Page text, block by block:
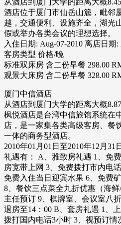
酒店位于厦门市仙岳山簏，毗邻
越，交通便利、设施齐全，湖光
假或举办各类会议的理想选择。
入住日期: Aug-07-2010 离店日期:
客房类型 价格/晚
标准双床房 含二份早餐 298.00
观景大床房 含二份早餐 328.00
厦门中信酒店
从酒店到厦门大学的距离大概
枫悦酒店是台湾中信旅馆系统在
店，是一家集各类高级客房、餐
一体的商务型酒店。
2010年01月01日至2010年12月
礼遇有： A、雅致房礼遇 1、免
房宽带上网 3、免费拨打市内电
免费入住当日迎宾水果 6、免费
8、餐饮三点菜全九折优惠（海
主任预订 9、棋牌室、会议室八
退房至14：00 B、套房礼遇 1、
拨打国内电话3小时 3、视预订